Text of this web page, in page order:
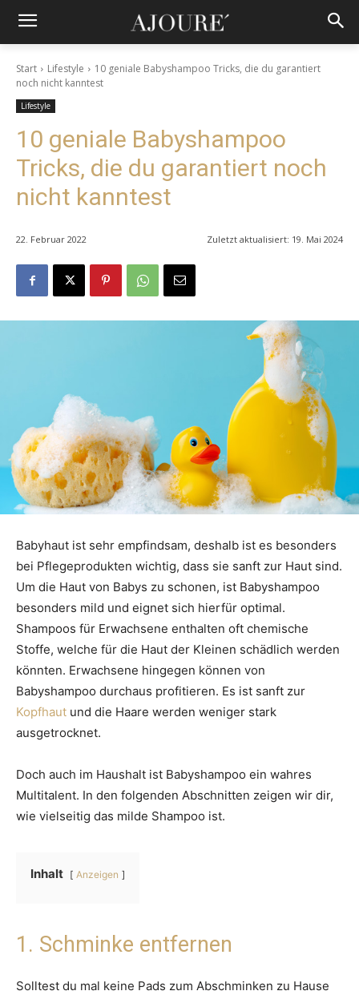
Start Lifestyle
10 geniale Babyshampoo Tricks, die du garantiert
noch nicht kanntest
Lifestyle
10 geniale Babyshampoo
Tricks, die du garantiert noch
nicht kanntest
22. Februar 2022 Zuletzt aktualisiert: 19. Mai 2024
Babyhaut ist sehr empfindsam, deshalb ist es besonders
bei Pflegeprodukten wichtig, dass sie sanft zur Haut sind.
Um die Haut von Babys zu schonen, ist Babyshampoo
besonders mild und eignet sich hierfür optimal.
Shampoos für Erwachsene enthalten oft chemische
Stoffe, welche für die Haut der Kleinen schädlich werden
könnten. Erwachsene hingegen können von
Babyshampoo durchaus profitieren. Es ist sanft zur
Kopfhaut und die Haare werden weniger stark
ausgetrocknet.
Doch auch im Haushalt ist Babyshampoo ein wahres
Multitalent. In den folgenden Abschnitten zeigen wir dir,
wie vielseitig das milde Shampoo ist.
Inhalt Anzeigen
1. Schminke entfernen
Solltest du mal keine Pads zum Abschminken zu Hause